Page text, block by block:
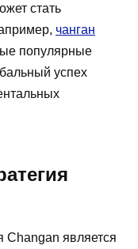
стать
чанган
популярные
успех
Changan является